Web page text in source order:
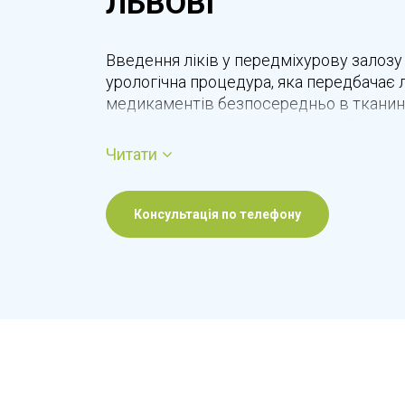
Введення ліків у передміхурову
урологічна процедура, яка
медикаментів безпосередньо в
засобу в зоні запалення, швидше
застосовується в комплексному
простатиту та інших захворювань
препаратів у простату проводиться в
Читати
Консультація по телефону